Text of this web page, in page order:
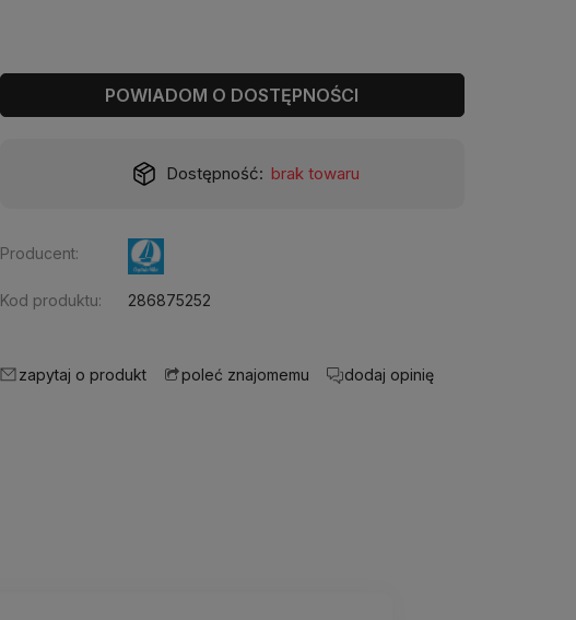
POWIADOM O DOSTĘPNOŚCI
Dostępność: brak towaru
Producent:
Kod produktu: 286875252
zapytaj o produkt poleć znajomemu dodaj opinię